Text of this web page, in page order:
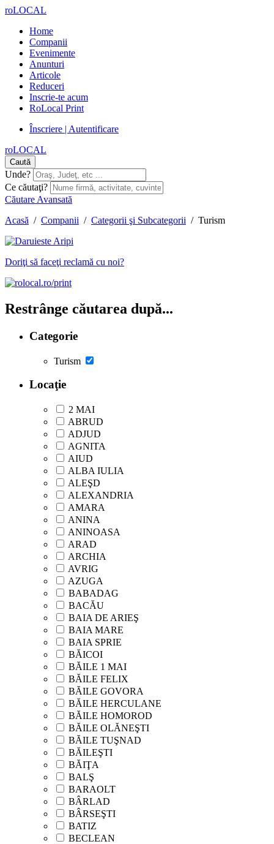
roLOCAL
Home
Companii
Evenimente
Anunturi
Articole
Reduceri
Inscrie-te acum
RoLocal Print
Înscriere | Autentificare
roLOCAL
Caută
Unde?
Ce căutaţi?
Căutare Avansată
Acasă / Companii / Categorii şi Subcategorii / Turism
Doriţi să faceţi reclamă cu noi?
Restrânge căutarea după...
Categorie
Turism
Locaţie
2 MAI
ABRUD
ADJUD
AGNITA
AIUD
ALBA IULIA
ALEŞD
ALEXANDRIA
AMARA
ANINA
ANINOASA
ARAD
ARCHIA
AVRIG
AZUGA
BABADAG
BACĂU
BAIA DE ARIEŞ
BAIA MARE
BAIA SPRIE
BĂICOI
BĂILE 1 MAI
BĂILE FELIX
BĂILE GOVORA
BĂILE HERCULANE
BĂILE HOMOROD
BĂILE OLĂNEŞTI
BĂILE TUŞNAD
BĂILEŞTI
BĂIŢA
BALŞ
BARAOLT
BÂRLAD
BÂRSEŞTI
BATIZ
BECLEAN